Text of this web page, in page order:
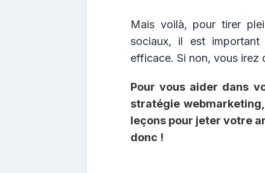
Mais voilà, pour tirer
sociaux, il est important
efficace. Si non, vous irez
Pour vous aider dans
stratégie
leçons pour jeter votre
donc !